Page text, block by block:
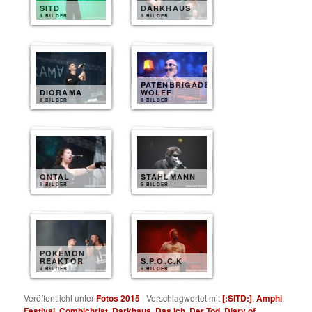
SITD
8 BILDER
DARKHAUS
8 BILDER
DIORAMA
8 BILDER
PATENBRIGADE
WOLFF
8 BILDER
QNTAL
8 BILDER
STAHLMANN
6 BILDER
POKEMON
REAKTOR
6 BILDER
S.P.O.C.K
6 BILDER
Veröffentlicht unterFotos 2015 |Verschlagwortet mit[:SITD:],Amphi